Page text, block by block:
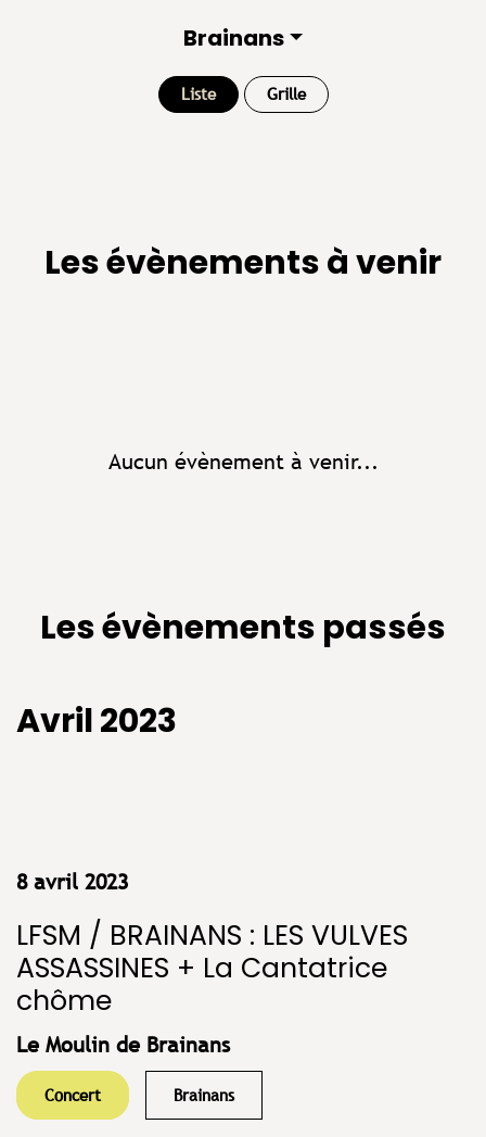
Brainans
Liste Grille
Les évènements à venir
Aucun évènement à venir...
Les évènements passés
Avril 2023
8 avril 2023
LFSM / BRAINANS : LES VULVES
ASSASSINES + La Cantatrice
chôme
Le Moulin de Brainans
Concert Brainans